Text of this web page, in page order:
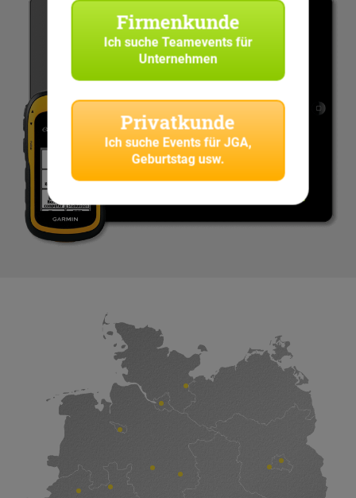
Firmenkunde
Ich sucheTeamevents für
Unternehmen
Privatkunde
Ich suche Events für JGA,
Geburtstag usw.